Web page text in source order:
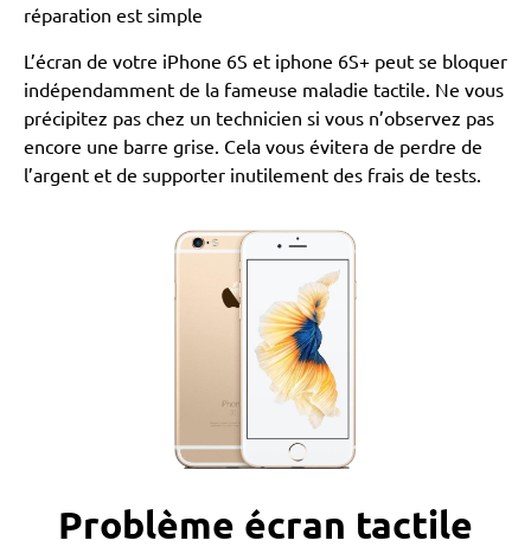
réparation est simple
L’écran de votre iPhone 6S et iphone 6S+ peut se bloquer
indépendamment de la fameuse maladie tactile. Ne vous
précipitez pas chez un technicien si vous n’observez pas
encore une barre grise. Cela vous évitera de perdre de
l’argent et de supporter inutilement des frais de tests.
Problème écran tactile